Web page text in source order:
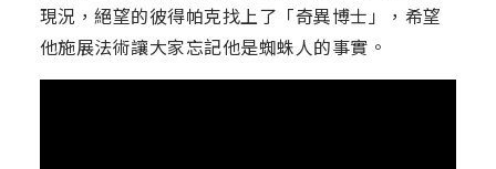
現況，絕望的彼得帕克找上了「奇異博士」，希望
他施展法術讓大家忘記他是蜘蛛人的事實。